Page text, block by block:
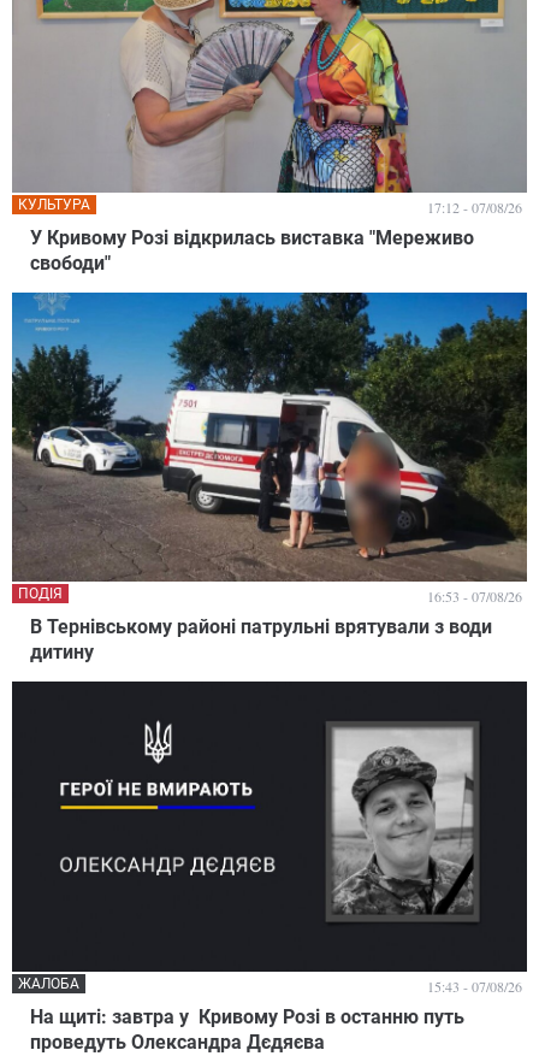
У Кривому Розі відкрилась виставка "Мереживо
свободи"
КУЛЬТУРА 17:12 - 07/08/26
В Тернівському районі патрульні врятували з води
дитину
ПОДІЯ 16:53 - 07/08/26
На щиті: завтра у Кривому Розі в останню путь
проведуть Олександра Дєдяєва
ЖАЛОБА 15:43 - 07/08/26